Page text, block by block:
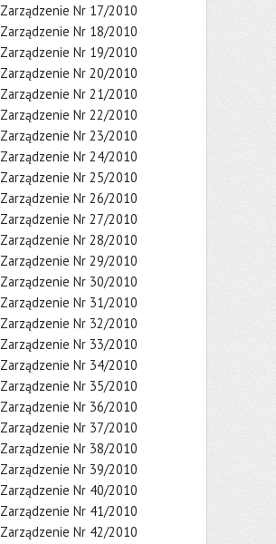
Zarządzenie Nr 17/2010
Zarządzenie Nr 18/2010
Zarządzenie Nr 19/2010
Zarządzenie Nr 20/2010
Zarządzenie Nr 21/2010
Zarządzenie Nr 22/2010
Zarządzenie Nr 23/2010
Zarządzenie Nr 24/2010
Zarządzenie Nr 25/2010
Zarządzenie Nr 26/2010
Zarządzenie Nr 27/2010
Zarządzenie Nr 28/2010
Zarządzenie Nr 29/2010
Zarządzenie Nr 30/2010
Zarządzenie Nr 31/2010
Zarządzenie Nr 32/2010
Zarządzenie Nr 33/2010
Zarządzenie Nr 34/2010
Zarządzenie Nr 35/2010
Zarządzenie Nr 36/2010
Zarządzenie Nr 37/2010
Zarządzenie Nr 38/2010
Zarządzenie Nr 39/2010
Zarządzenie Nr 40/2010
Zarządzenie Nr 41/2010
Zarządzenie Nr 42/2010